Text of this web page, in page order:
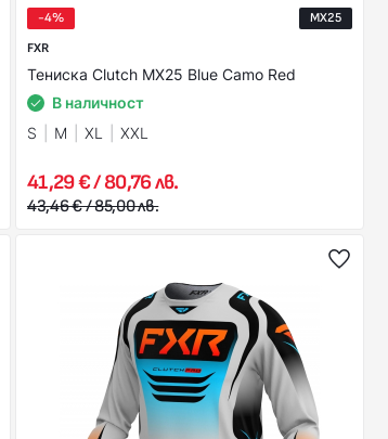
-4%
MX25
FXR
Тениска Clutch MX25 Blue Camo Red
В наличност
S
M XL XXL
41,29 € / 80,76 лв.
43,46 € / 85,00 лв.